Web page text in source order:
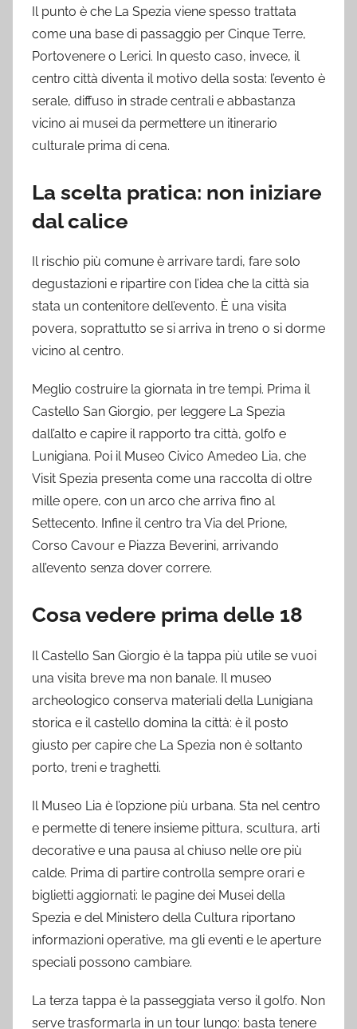
Il punto è che La Spezia viene spesso trattata
come una base di passaggio per Cinque Terre,
Portovenere o Lerici. In questo caso, invece, il
centro città diventa il motivo della sosta: l’evento è
serale, diffuso in strade centrali e abbastanza
vicino ai musei da permettere un itinerario
culturale prima di cena.
La scelta pratica: non iniziare
dal calice
Il rischio più comune è arrivare tardi, fare solo
degustazioni e ripartire con l’idea che la città sia
stata un contenitore dell’evento. È una visita
povera, soprattutto se si arriva in treno o si dorme
vicino al centro.
Meglio costruire la giornata in tre tempi. Prima il
Castello San Giorgio, per leggere La Spezia
dall’alto e capire il rapporto tra città, golfo e
Lunigiana. Poi il Museo Civico Amedeo Lia, che
Visit Spezia presenta come una raccolta di oltre
mille opere, con un arco che arriva fino al
Settecento. Infine il centro tra Via del Prione,
Corso Cavour e Piazza Beverini, arrivando
all’evento senza dover correre.
Cosa vedere prima delle 18
Il Castello San Giorgio è la tappa più utile se vuoi
una visita breve ma non banale. Il museo
archeologico conserva materiali della Lunigiana
storica e il castello domina la città: è il posto
giusto per capire che La Spezia non è soltanto
porto, treni e traghetti.
Il Museo Lia è l’opzione più urbana. Sta nel centro
e permette di tenere insieme pittura, scultura, arti
decorative e una pausa al chiuso nelle ore più
calde. Prima di partire controlla sempre orari e
biglietti aggiornati: le pagine dei Musei della
Spezia e del Ministero della Cultura riportano
informazioni operative, ma gli eventi e le aperture
speciali possono cambiare.
La terza tappa è la passeggiata verso il golfo. Non
serve trasformarla in un tour lungo: basta tenere